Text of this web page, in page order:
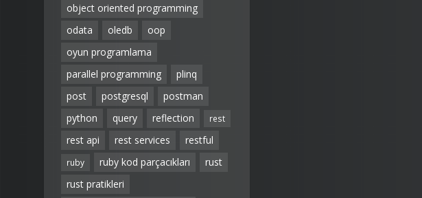
object oriented programming
odata
oledb
oop
oyun programlama
parallel programming
plinq
post
postgresql
postman
python
query reflection rest
rest api rest services restful
ruby ruby kod parçacıkları
rust
rust pratikleri